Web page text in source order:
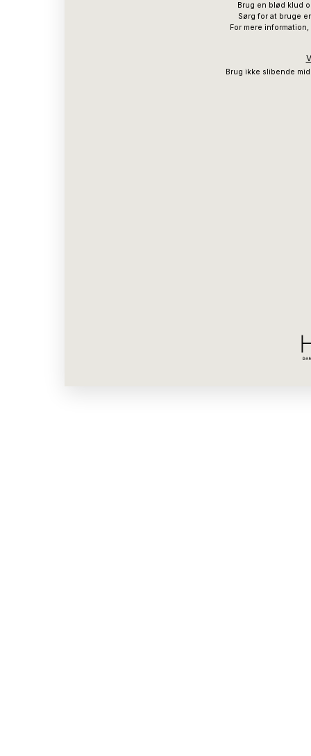
Brug en blød klud
Sørg for at bruge
For mere
Brug ikke slibende